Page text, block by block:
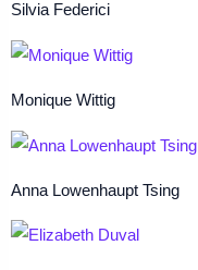
Silvia Federici
Monique Wittig
Anna Lowenhaupt Tsing